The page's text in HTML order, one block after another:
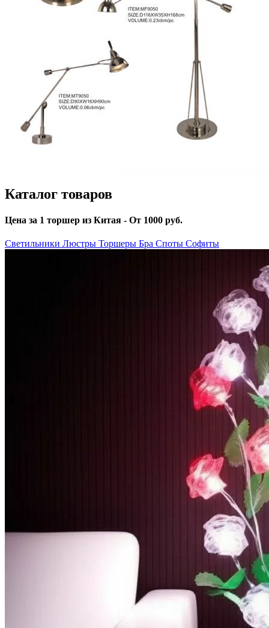
Каталог товаров
Цена за 1 торшер из Китая - От 1000 руб.
Светильники Люстры Торшеры Бра Споты Софиты